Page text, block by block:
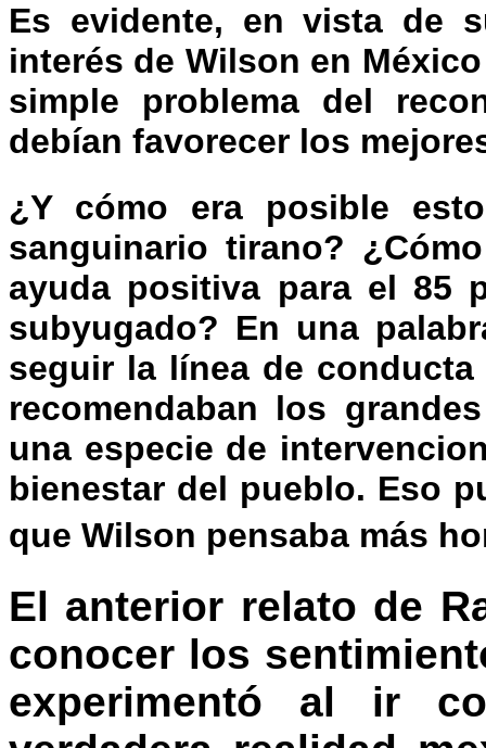
Es evidente, en vista de
interés de Wilson en
simple problema del
debían favorecer los
¿Y cómo era posible
sanguinario tirano?
ayuda positiva para el 85
subyugado? En una
seguir la línea de
recomendaban los
una especie de
bienestar del pueblo. Eso
que Wilson pensaba más
El anterior relato de
conocer los
experimentó al ir